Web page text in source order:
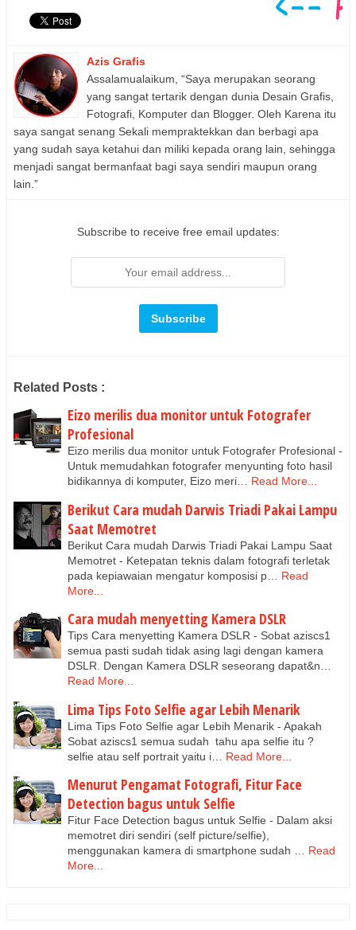
Azis Grafis
Assalamualaikum, “Saya merupakan seorang
yang sangat tertarik dengan dunia Desain Grafis,
Fotografi, Komputer dan Blogger. Oleh Karena itu
saya sangat senang Sekali mempraktekkan dan berbagi apa
yang sudah saya ketahui dan miliki kepada orang lain, sehingga
menjadi sangat bermanfaat bagi saya sendiri maupun orang
lain.”
Subscribe to receive free email updates:
Related Posts :
Eizo merilis dua monitor untuk Fotografer
Profesional
Eizo merilis dua monitor untuk Fotografer Profesional -
Untuk memudahkan fotografer menyunting foto hasil
bidikannya di komputer, Eizo meri… Read More...
Berikut Cara mudah Darwis Triadi Pakai Lampu
Saat Memotret
Berikut Cara mudah Darwis Triadi Pakai Lampu Saat
Memotret - Ketepatan teknis dalam fotografi terletak
pada kepiawaian mengatur komposisi p…
Read
More...
Cara mudah menyetting Kamera DSLR
Tips Cara menyetting Kamera DSLR - Sobat aziscs1
semua pasti sudah tidak asing lagi dengan kamera
DSLR. Dengan Kamera DSLR seseorang dapat&n…
Read More...
Lima Tips Foto Selfie agar Lebih Menarik
Lima Tips Foto Selfie agar Lebih Menarik - Apakah
Sobat aziscs1 semua sudah tahu apa selfie itu ?
selfie atau self portrait yaitu i…
Read More...
Menurut Pengamat Fotografi, Fitur Face
Detection bagus untuk Selfie
Fitur Face Detection bagus untuk Selfie - Dalam aksi
memotret diri sendiri (self picture/selfie),
menggunakan kamera di smartphone sudah … Read
More...